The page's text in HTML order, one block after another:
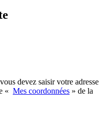
devez saisir votre adresse
« Mes coordonnées » de la